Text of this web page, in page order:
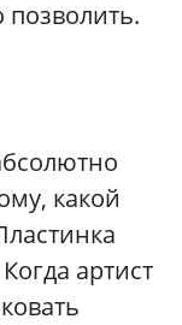
какой
артист